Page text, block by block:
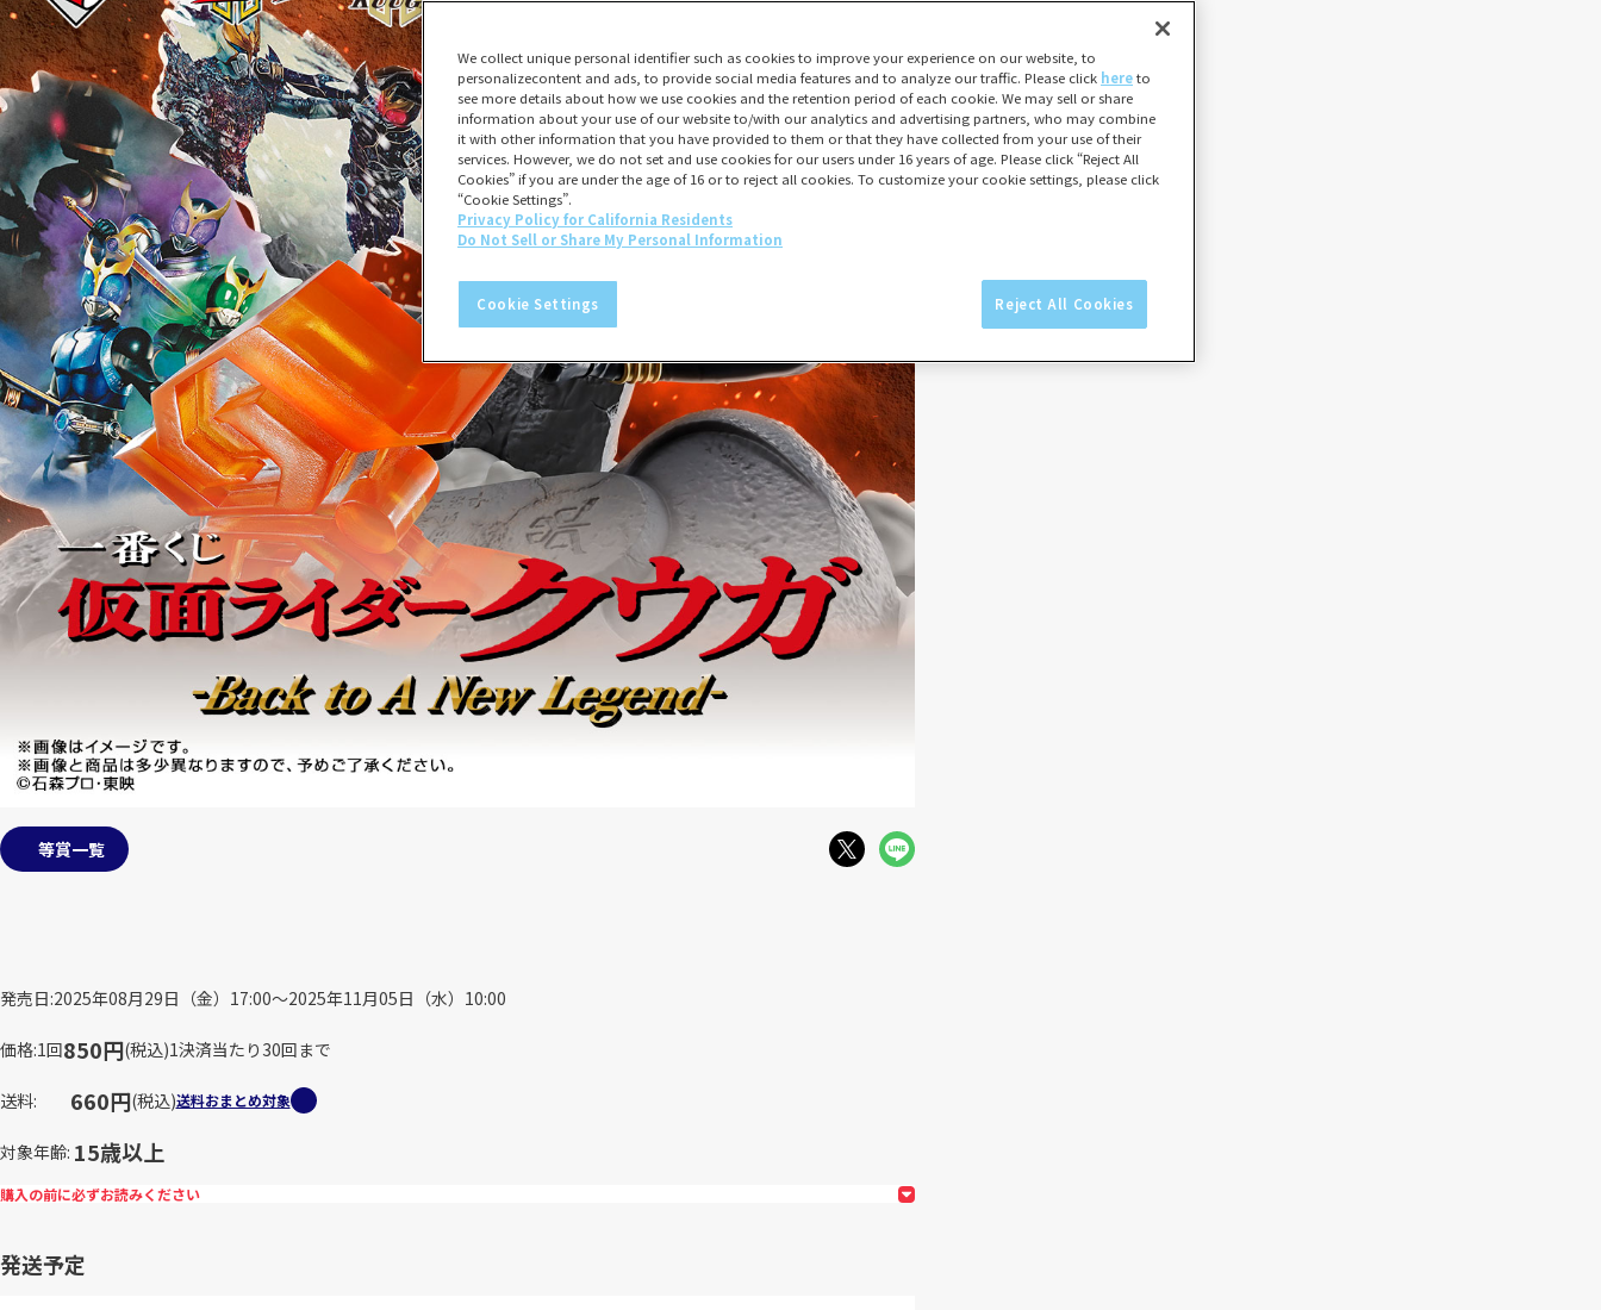
等賞一覧
発売日 2025年08月29日（金）17:00～2025年11月05日（水）10:00
価格 1回850円(税込)1決済当たり30回まで
送料 660円(税込)送料おまとめ対象
対象年齢 15歳以上
購入の前に必ずお読みください
発送予定
We collect unique personal identifier such as cookies to improve your experience on our website, to
personalizecontent and ads, to provide social media features and to analyze our traffic. Please click hereto
see more details about how we use cookies and the retention period of each cookie. We may sell or share
information about your use of our website to/with our analytics and advertising partners, who may combine
it with other information that you have provided to them or that they have collected from your use of their
services. However, we do not set and use cookies for our users under 16 years of age. Please click “Reject All
Cookies” if you are under the age of 16 or to reject all cookies. To customize your cookie settings, please click
“Cookie Settings”.
Privacy Policy for California Residents
Do Not Sell or Share My Personal Information
Cookie Settings Reject All Cookies